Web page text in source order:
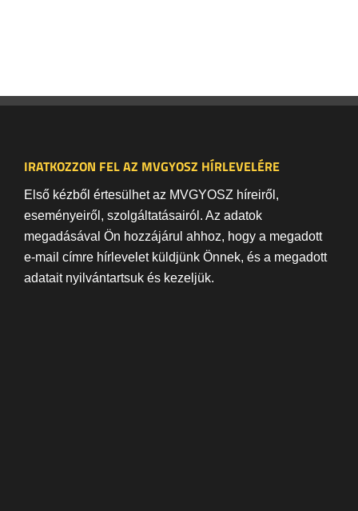
IRATKOZZON FEL AZ MVGYOSZ HÍRLEVELÉRE
Első kézből értesülhet az MVGYOSZ híreiről,
eseményeiről, szolgáltatásairól. Az adatok
megadásával Ön hozzájárul ahhoz, hogy a megadott
e-mail címre hírlevelet küldjünk Önnek, és a megadott
adatait nyilvántartsuk és kezeljük.